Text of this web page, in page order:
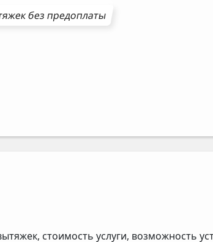
без предоплаты
стоимость услуги, возможность